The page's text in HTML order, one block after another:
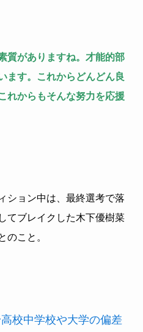
質がありますね。才能的部
ます。これからどんどん良
れからもそんな努力を応援
ション中は、最終選考で落
てブレイクした木下優樹菜
のこと。
校中学校や大学の偏差